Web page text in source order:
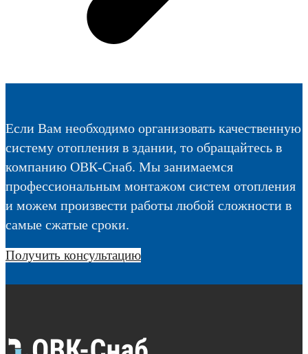
Если Вам необходимо организовать качественную
систему отопления в здании, то обращайтесь в
компанию ОВК-Снаб. Мы занимаемся
профессиональным монтажом систем отопления
и можем произвести работы любой сложности в
самые сжатые сроки.
Получить консультацию